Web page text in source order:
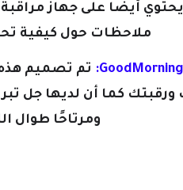
أيضًا على جهاز
ملاحظات حول كيفية
تم تصميم هذه
كما أن لديها جل
ومرتاحًا طوال